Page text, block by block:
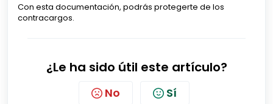
Con esta documentación, podrás protegerte de los
contracargos.
¿Le ha sido útil este artículo?
No Sí